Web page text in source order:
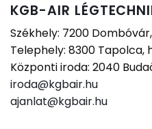
KGB-AIR
Székhely: 7200
Telephely: 8300 Tapolca,
Központi iroda: 2040
iroda@kgbair.hu
ajanlat@kgbair.hu